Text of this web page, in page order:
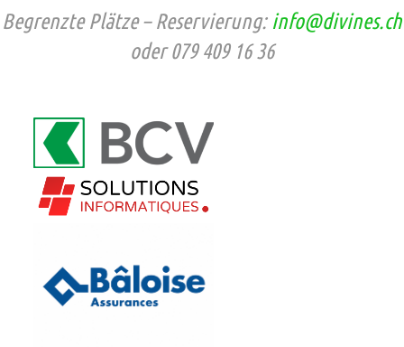
Begrenzte Plätze – Reservierung: info@divines.ch
oder 079 409 16 36